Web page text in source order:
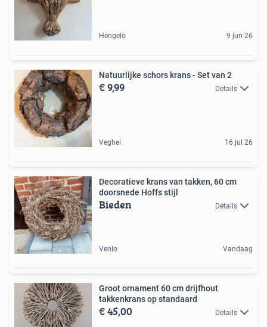
Hengelo 9 jun 26
Natuurlijke schors krans - Set van 2
€ 9,99 Details
Veghel 16 jul 26
Decoratieve krans van takken, 60 cm
doorsnede Hoffs stijl
Bieden Details
Venlo Vandaag
Groot ornament 60 cm drijfhout
takkenkrans op standaard
€ 45,00 Details